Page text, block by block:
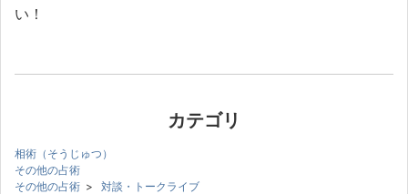
い！
カテゴリ
相術（そうじゅつ）
その他の占術
その他の占術 > 対談・トークライブ